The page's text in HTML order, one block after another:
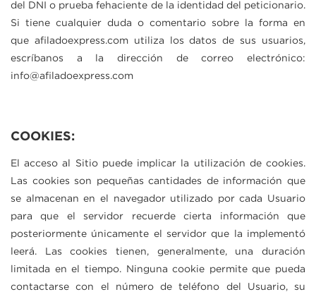
del DNI o prueba fehaciente de la identidad del peticionario.
Si tiene cualquier duda o comentario sobre la forma en
que afiladoexpress.comutiliza los datos de sus usuarios,
escríbanos a la dirección de correo electrónico:
info@afiladoexpress.com
COOKIES:
El acceso al Sitio puede implicar la utilización de cookies.
Las cookies son pequeñas cantidades de información que
se almacenan en el navegador utilizado por cada Usuario
para que el servidor recuerde cierta información que
posteriormente únicamente el servidor que la implementó
leerá. Las cookies tienen, generalmente, una duración
limitada en el tiempo. Ninguna cookie permite que pueda
contactarse con el número de teléfono del Usuario, su